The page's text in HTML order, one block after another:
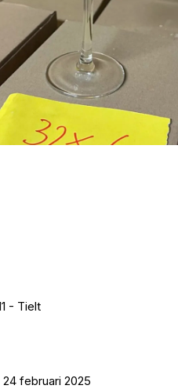
- Tielt
24 februari 2025